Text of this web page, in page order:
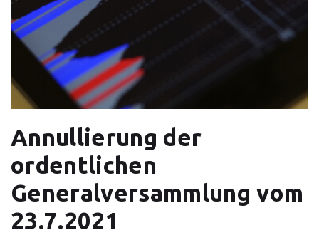
Annullierung der
ordentlichen
Generalversammlung vom
23.7.2021